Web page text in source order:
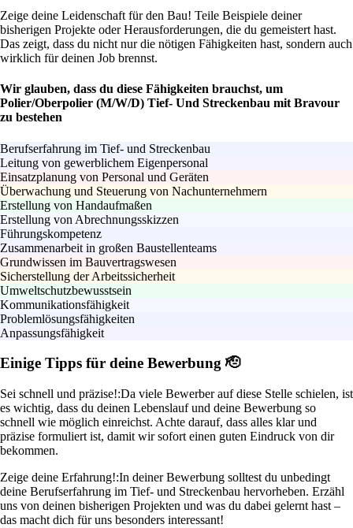
Zeige deine Leidenschaft für den Bau! Teile Beispiele deiner
bisherigen Projekte oder Herausforderungen, die du gemeistert hast.
Das zeigt, dass du nicht nur die nötigen Fähigkeiten hast, sondern auch
wirklich für deinen Job brennst.
Wir glauben, dass du diese Fähigkeiten brauchst, um
Polier/Oberpolier (M/W/D) Tief- Und Streckenbau mit Bravour
zu bestehen
Berufserfahrung im Tief- und Streckenbau
Leitung von gewerblichem Eigenpersonal
Einsatzplanung von Personal und Geräten
Überwachung und Steuerung von Nachunternehmern
Erstellung von Handaufmaßen
Erstellung von Abrechnungsskizzen
Führungskompetenz
Zusammenarbeit in großen Baustellenteams
Grundwissen im Bauvertragswesen
Sicherstellung der Arbeitssicherheit
Umweltschutzbewusstsein
Kommunikationsfähigkeit
Problemlösungsfähigkeiten
Anpassungsfähigkeit
Einige Tipps für deine Bewerbung 🫡
Sei schnell und präzise!:Da viele Bewerber auf diese Stelle schielen, ist
es wichtig, dass du deinen Lebenslauf und deine Bewerbung so
schnell wie möglich einreichst. Achte darauf, dass alles klar und
präzise formuliert ist, damit wir sofort einen guten Eindruck von dir
bekommen.
Zeige deine Erfahrung!:In deiner Bewerbung solltest du unbedingt
deine Berufserfahrung im Tief- und Streckenbau hervorheben. Erzähl
uns von deinen bisherigen Projekten und was du dabei gelernt hast –
das macht dich für uns besonders interessant!